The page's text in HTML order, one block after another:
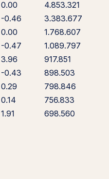
0.00
4.853.321
-0.46
3.383.677
0.00
1.768.607
-0.47
1.089.797
3.96
917.851
-0.43
898.503
0.29
798.846
0.14
756.833
1.91 698.560